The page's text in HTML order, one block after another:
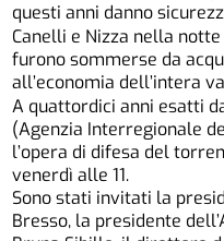
questi anni danno
Canelli e Nizza nella
furono sommerse da
all’economia dell’intera
A quattordici anni esatti
(Agenzia Interregionale
l’opera di difesa del
venerdì alle 11.
Sono stati invitati la
Bresso, la presidente